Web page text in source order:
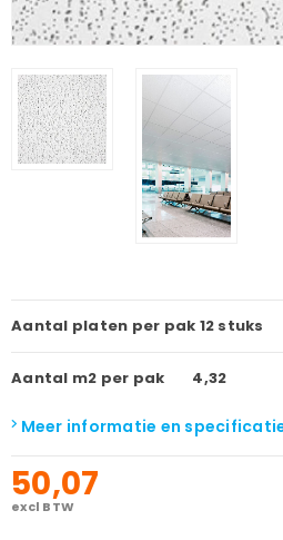
Aantal platen per pak 12 stuks
Aantal m2 per pak 4,32
Meer informatie en
50,07
excl BTW